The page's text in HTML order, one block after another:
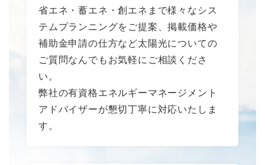
省エネ・蓄エネ・創エネまで様々なシス
テムプランニングをご提案、掲載価格や
補助金申請の仕方など太陽光についての
ご質問なんでもお気軽にご相談くださ
い。
弊社の有資格エネルギーマネージメント
アドバイザーが懇切丁寧に対応いたしま
す。